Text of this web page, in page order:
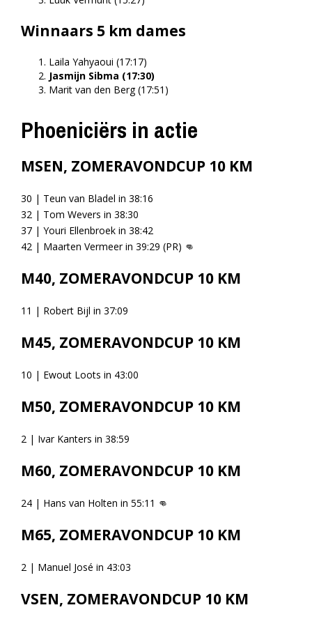
Winnaars 5 km dames
Laila Yahyaoui (17:17)
Jasmijn Sibma (17:30)
Marit van den Berg (17:51)
Phoeniciërs in actie
MSEN, ZOMERAVONDCUP 10 KM
30 | Teun van Bladel in 38:16
32 | Tom Wevers in 38:30
37 | Youri Ellenbroek in 38:42
42 | Maarten Vermeer in 39:29 (PR) 👊
M40, ZOMERAVONDCUP 10 KM
11 | Robert Bijl in 37:09
M45, ZOMERAVONDCUP 10 KM
10 | Ewout Loots in 43:00
M50, ZOMERAVONDCUP 10 KM
2 | Ivar Kanters in 38:59
M60, ZOMERAVONDCUP 10 KM
24 | Hans van Holten in 55:11 👊
M65, ZOMERAVONDCUP 10 KM
2 | Manuel José in 43:03
VSEN, ZOMERAVONDCUP 10 KM